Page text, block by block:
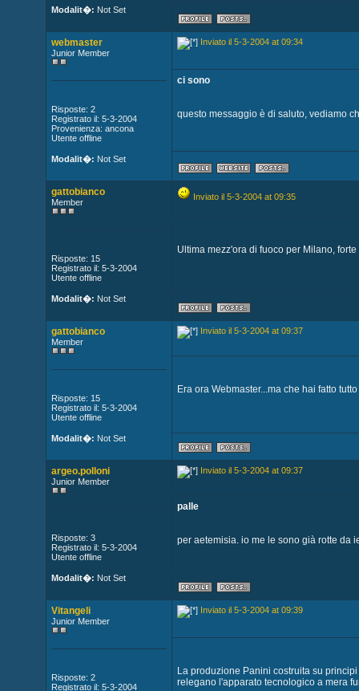
Modalit�: Not Set
webmaster
Junior Member
Risposte: 2
Registrato il: 5-3-2004
Provenienza: ancona
Utente offline
Modalit�: Not Set
Inviato il 5-3-2004 at 09:34
ci sono
questo messaggio è di saluto, vediamo
gattobianco
Member
Risposte: 15
Registrato il: 5-3-2004
Utente offline
Modalit�: Not Set
Inviato il 5-3-2004 at 09:35
Ultima mezz'ora di fuoco per Milano,
gattobianco
Member
Risposte: 15
Registrato il: 5-3-2004
Utente offline
Modalit�: Not Set
Inviato il 5-3-2004 at 09:37
Era ora Webmaster...ma che hai fatto
argeo.polloni
Junior Member
Risposte: 3
Registrato il: 5-3-2004
Utente offline
Modalit�: Not Set
Inviato il 5-3-2004 at 09:37
palle
per aetemisia. io me le sono già rotte da
Vitangeli
Junior Member
Risposte: 2
Registrato il: 5-3-2004
Inviato il 5-3-2004 at 09:39
La produzione Panini costruita su
relegano l'apparato tecnologico a mera